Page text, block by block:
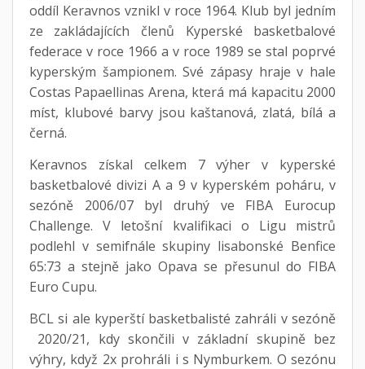
oddíl Keravnos vznikl v roce 1964. Klub byl jedním
ze zakládajících členů Kyperské basketbalové
federace v roce 1966 a v roce 1989 se stal poprvé
kyperským šampionem. Své zápasy hraje v hale
Costas Papaellinas Arena, která má kapacitu 2000
míst, klubové barvy jsou kaštanová, zlatá, bílá a
černá.
Keravnos získal celkem 7 výher v kyperské
basketbalové divizi A a 9 v kyperském poháru, v
sezóně 2006/07 byl druhý ve FIBA Eurocup
Challenge. V letošní kvalifikaci o Ligu mistrů
podlehl v semifnále skupiny lisabonské Benfice
65:73 a stejně jako Opava se přesunul do FIBA
Euro Cupu.
BCL si ale kyperští basketbalisté zahráli v sezóně
2020/21, kdy skončili v základní skupině bez
výhry, když 2x prohráli i s Nymburkem. O sezónu